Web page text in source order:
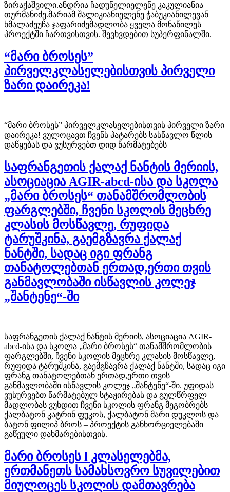
ზირაქაშვილი.ანდრია ჩადუნელიელენე კაკულიანია
თურმანიძე.მარიამ შალიკიანიელენე ჭაბუკიანილევან
ხმალაძეუჩა ჯაფარიძემადლობა ყველა მონაწილეს
პროექტში ჩართვისთვის. შევხვდებით სუპერფინალში.
“მარი ბროსეს”
პირველკლასელებისთვის პირველი
ზარი დაირეკა!
“მარი ბროსეს” პირველკლასელებისთვის პირველი ზარი
დაირეკა! ვულოცავთ ჩვენს პატარებს სასწავლო წლის
დაწყებას და ვუსურვებთ დიდ წარმატებებს
საფრანგეთის ქალაქ ნანტის მერიის,
ასოციაცია AGIR-abcd-ისა და სკოლა
„მარი ბროსეს“ თანამშრომლობის
ფარგლებში, ჩვენი სკოლის მეცხრე
კლასის მოსწავლე, რუფიდა
ტარუშკინა, გაემგზავრა ქალაქ
ნანტში, სადაც იგი ფრანგ
თანატოლებთან ერთად,ერთი თვის
განმავლობაში ისწავლის კოლეჯ
„შანტენე“-ში
საფრანგეთის ქალაქ ნანტის მერიის, ასოციაცია AGIR-
abcd-ისა და სკოლა „მარი ბროსეს“ თანამშრომლობის
ფარგლებში, ჩვენი სკოლის მეცხრე კლასის მოსწავლე,
რუფიდა ტარუშკინა, გაემგზავრა ქალაქ ნანტში, სადაც იგი
ფრანგ თანატოლებთან ერთად,ერთი თვის
განმავლობაში ისწავლის კოლეჯ „შანტენე“-ში. უფიდას
ვუსურვებთ წარმატებულ სტაჟირებას და გულწრფელ
მადლობას ვუხდით ჩვენი სკოლის ფრანგ მეგობრებს –
ქალბატონ კატრინ ფუკოს, ქალბატონ მარი დუკლოს და
ბატონ ფილიპ ბროს – პროექტის განხორციელებაში
გაწეული დახმარებისთვის.
მარი ბროსეს l კლასელებმა,
ერთმანეთს სამახსოვრო სუვილებით
მიულოცეს სკოლის დამთავრება